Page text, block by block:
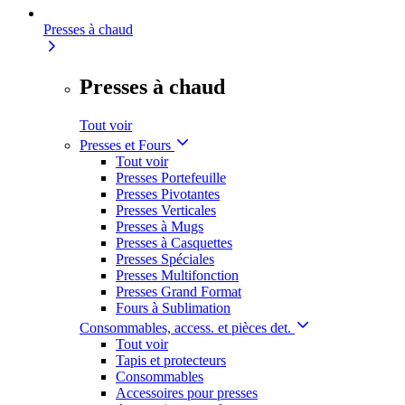
Presses à chaud
Presses à chaud
Tout voir
Presses et Fours
Tout voir
Presses Portefeuille
Presses Pivotantes
Presses Verticales
Presses à Mugs
Presses à Casquettes
Presses Spéciales
Presses Multifonction
Presses Grand Format
Fours à Sublimation
Consommables, access. et pièces det.
Tout voir
Tapis et protecteurs
Consommables
Accessoires pour presses